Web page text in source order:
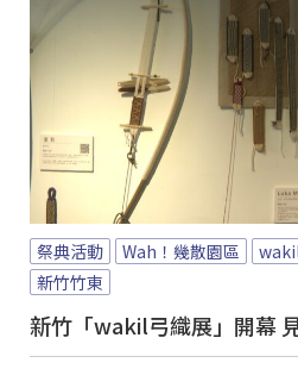
祭典活動 Wah！幾散園區
新竹竹東
新竹「wakil弓織展」開幕